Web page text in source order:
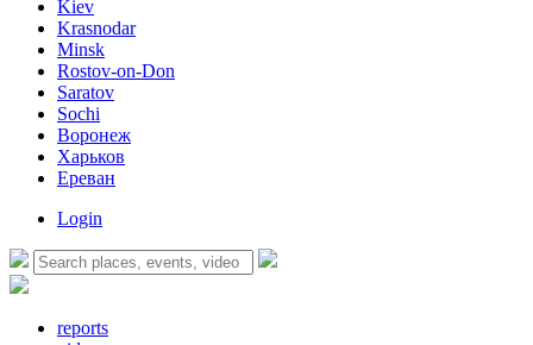
Kiev
Krasnodar
Minsk
Rostov-on-Don
Saratov
Sochi
Воронеж
Харьков
Ереван
Login
reports